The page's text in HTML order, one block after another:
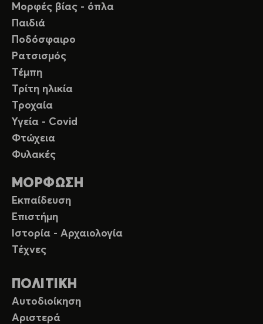
Μορφές βίας - όπλα
Παιδιά
Ποδόσφαιρο
Ρατσισμός
Τέμπη
Τρίτη ηλικία
Τροχαία
Υγεία - Covid
Φτώχεια
Φυλακές
ΜΟΡΦΩΣΗ
Εκπαίδευση
Επιστήμη
Ιστορία - Αρχαιολογία
Τέχνες
ΠΟΛΙΤΙΚΗ
Αυτοδιοίκηση
Αριστερά